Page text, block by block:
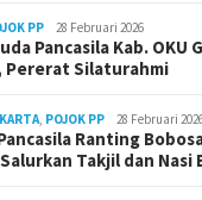
PP 28 Februari 2026
Pancasila Kab. OKU
Pererat Silaturahmi
POJOK PP 28 Februari
Ranting
Takjil dan Nasi